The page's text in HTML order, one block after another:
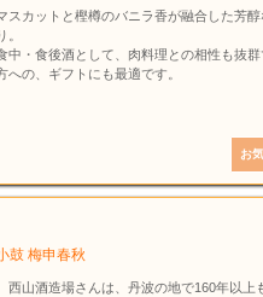
スカットと樫樽のバニラ香が融合した芳
。
中・食後酒として、肉料理との相性も抜
への、ギフトにも最適です。
鼓 梅申春秋
西山酒造場さんは、丹波の地で160年以上